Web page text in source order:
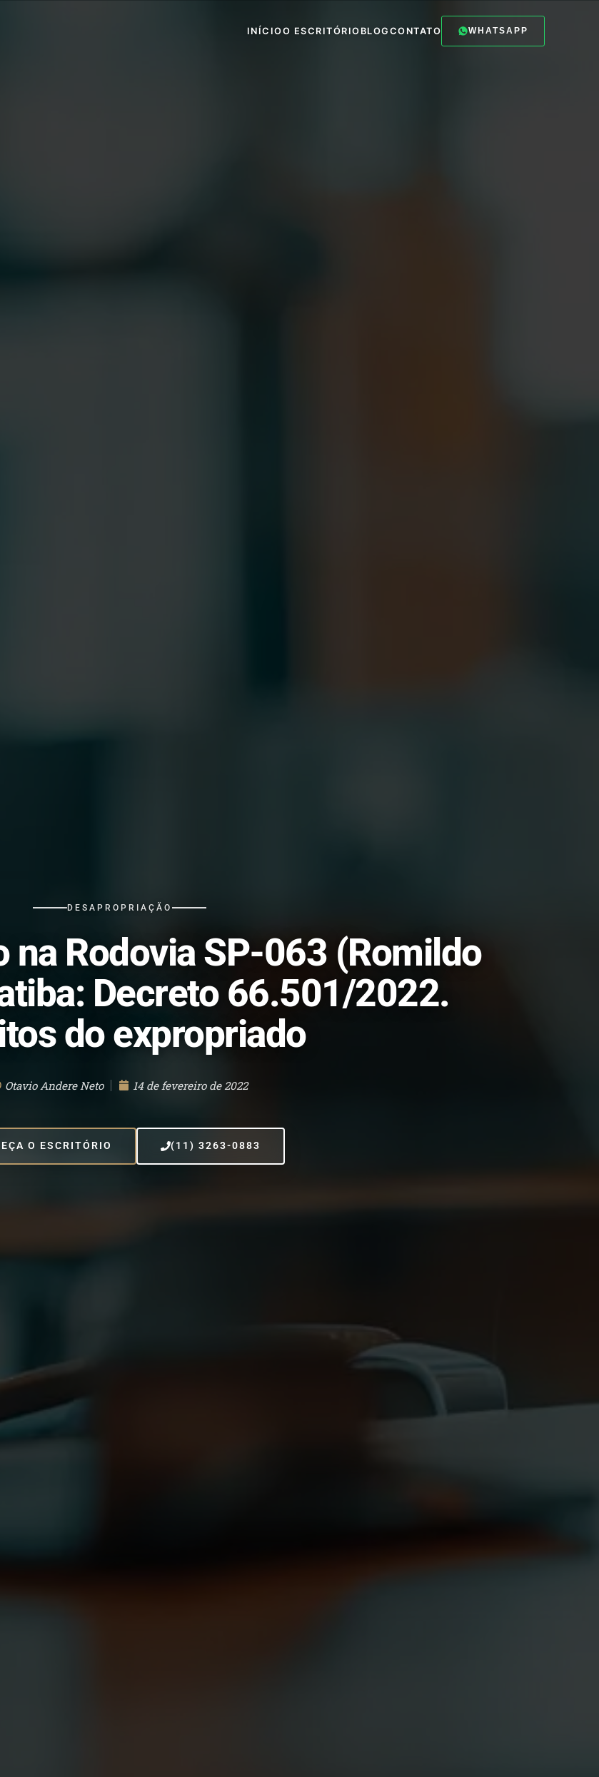
INÍCIOO ESCRITÓRIO BLOG CONTATO WHATSAPP
DESAPROPRIAÇÃO
na Rodovia SP-063 (Romildo
Decreto 66.501/2022.
do expropriado
Otavio Andere Neto 14 de fevereiro de 2022
O ESCRITÓRIO (11) 3263-0883